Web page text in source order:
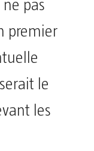
pas
premier
le
les